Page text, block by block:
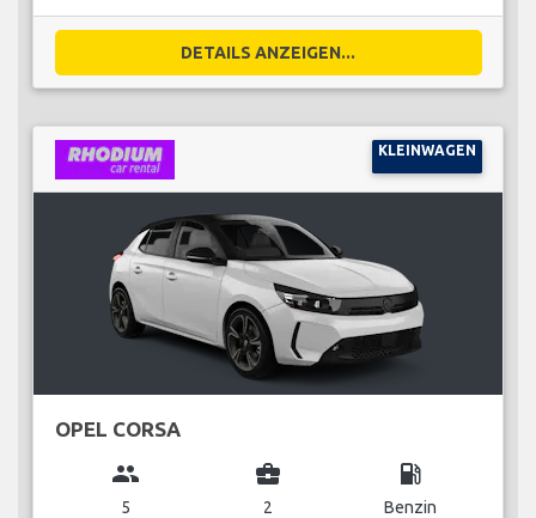
DETAILS ANZEIGEN...
KLEINWAGEN
OPEL CORSA
group
5
business_center
2
local_gas_station
Benzin